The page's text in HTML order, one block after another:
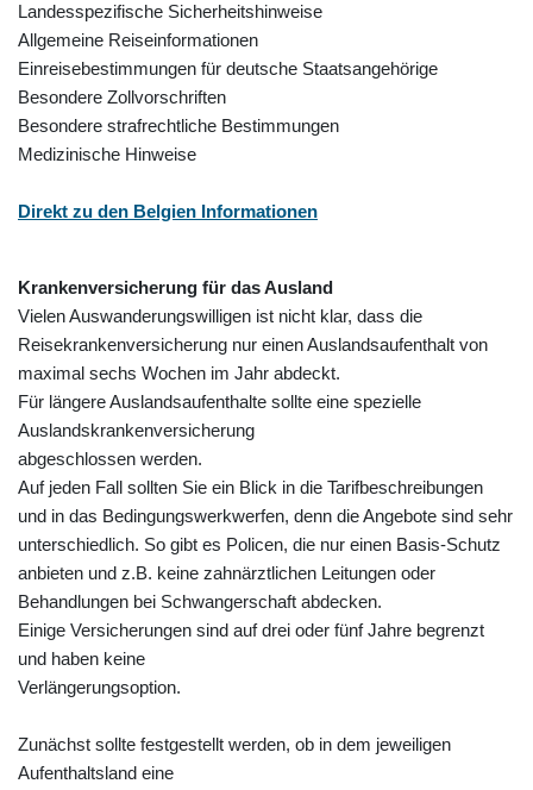
Landesspezifische Sicherheitshinweise
Allgemeine Reiseinformationen
Einreisebestimmungen für deutsche Staatsangehörige
Besondere Zollvorschriften
Besondere strafrechtliche Bestimmungen
Medizinische Hinweise
Direkt zu den Belgien Informationen
Krankenversicherung für das Ausland
Vielen Auswanderungswilligen ist nicht klar, dass die
Reisekrankenversicherung nur einen Auslandsaufenthalt von
maximal sechs Wochen im Jahr abdeckt.
Für längere Auslandsaufenthalte sollte eine spezielle
Auslandskrankenversicherung
abgeschlossen werden.
Auf jeden Fall sollten Sie ein Blick in die Tarifbeschreibungen
und in das Bedingungswerkwerfen, denn die Angebote sind sehr
unterschiedlich. So gibt es Policen, die nur einen Basis-Schutz
anbieten und z.B. keine zahnärztlichen Leitungen oder
Behandlungen bei Schwangerschaft abdecken.
Einige Versicherungen sind auf drei oder fünf Jahre begrenzt
und haben keine
Verlängerungsoption.
Zunächst sollte festgestellt werden, ob in dem jeweiligen
Aufenthaltsland eine